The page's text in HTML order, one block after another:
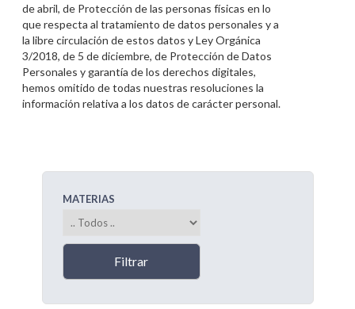
de abril, de Protección de las personas físicas en lo
que respecta al tratamiento de datos personales y a
la libre circulación de estos datos y Ley Orgánica
3/2018, de 5 de diciembre, de Protección de Datos
Personales y garantía de los derechos digitales,
hemos omitido de todas nuestras resoluciones la
información relativa a los datos de carácter personal.
MATERIAS